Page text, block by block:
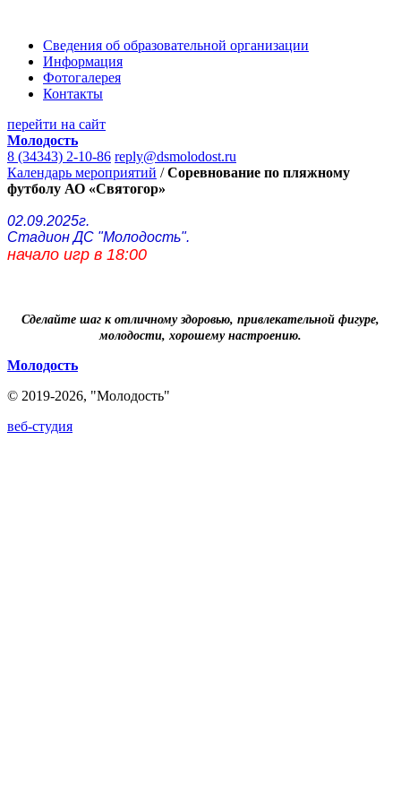
Сведения об образовательной организации
Информация
Фотогалерея
Контакты
перейти на сайт
Молодость
8 (34343) 2-10-86 reply@dsmolodost.ru
Календарь мероприятий /Соревнование по пляжному
футболу АО «Святогор»
02.09.2025г.
Стадион ДС "Молодость".
начало игр в 18:00
Сделайте шаг к отличному здоровью, привлекательной фигуре,
молодости, хорошему настроению.
Молодость
© 2019-2026, "Молодость"
веб-студия